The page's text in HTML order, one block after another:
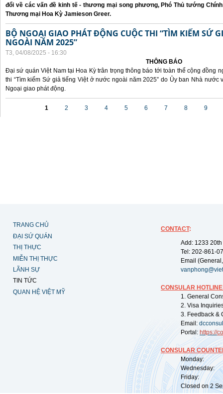
đổi về các vấn đề kinh tế - thương mại song phương, Phó Thủ tướng
Thương mại Hoa Kỳ Jamieson Greer.
BỘ NGOẠI GIAO PHÁT ĐỘNG CUỘC THI “TÌM KIẾM SỨ
NGOÀI NĂM 2025”
T3, 04/08/2025 - 16:30
THÔNG BÁO
Đại sứ quán Việt Nam tại Hoa Kỳ trân trọng thông báo tới toàn thể cộng đồng
thi “Tìm kiếm Sứ giả tiếng Việt ở nước ngoài năm 2025” do Ủy ban Nhà
Ngoại giao phát động.
1 2 3 4 5 6 7 8 9
TRANG CHỦ
ĐẠI SỨ QUÁN
THỊ THỰC
MIỄN THỊ THỰC
LÃNH SỰ
TIN TỨC
QUAN HỆ VIỆT MỸ
CONTACT:
Add: 1233
Tel: 202-861-
Email
CONSULAR
1. General
2. Visa
3. Feedback &
Email:
Portal: https://
CONSULAR
Monday:
Wednesday:
Friday:
Closed on 2